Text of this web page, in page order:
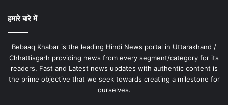
हमारे बारे में
Bebaaq Khabar is the leading Hindi News portal in Uttarakhand /
Chhattisgarh providing news from every segment/category for its
readers. Fast and Latest news updates with authentic content is
the prime objective that we seek towards creating a milestone for
ourselves.